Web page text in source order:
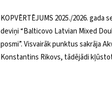
KOPVĒRTĒJUMS 2025./2026. gada
deviņi “Balticovo Latvian Mixed
posmi”. Visvairāk punktus sakrāja
Konstantins Rikovs, tādējādi